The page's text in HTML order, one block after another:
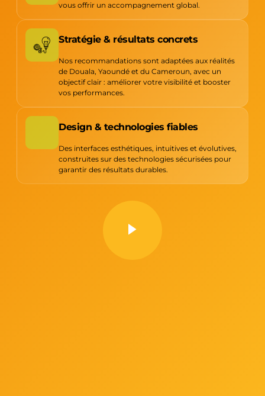
vous offrir un accompagnement global.
Stratégie & résultats concrets
Nos recommandations sont adaptées aux réalités
de Douala, Yaoundé et du Cameroun, avec un
objectif clair : améliorer votre visibilité et booster
vos performances.
Design & technologies fiables
Des interfaces esthétiques, intuitives et évolutives,
construites sur des technologies sécurisées pour
garantir des résultats durables.